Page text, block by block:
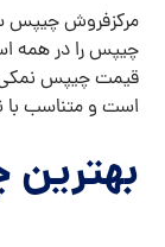
مرکزفروش چیپس
چیپس را در همه
قیمت چیپس نمکی
است و متناسب با